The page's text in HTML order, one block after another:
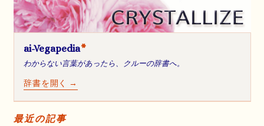
ai-Vegapedia*
わからない言葉があったら、クルーの辞書へ。
辞書を開く →
最近の記事